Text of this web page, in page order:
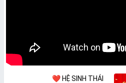
❤️ HỆ SINH THÁI